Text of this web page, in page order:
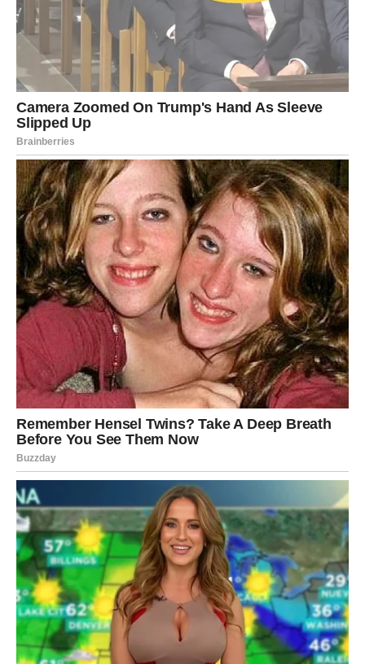
U svrhu održavanja optimalnog blagostanja, preporučuje
se uključiti čaj od lista smokve u vaš dnevni režim
otprilike mjesec dana, nakon čega slijedi kratka pauza od
nekoliko tjedana kako bi se zajamčila trajna učinkovitost
njegovih snažnih terapeutskih svojstava.
Dostupna pomoć za osobe koje boluju od dijabetesa
Za revitalizirajući čaj od lišća smokve pomiješajte 2
žličice osušenih listova smokve sa šalicom (200 ml)
kipuće vode i ostavite da kuha 10-15 minuta pod
poklopcem. Nakon što je gotovo, procijedite infuziju.
Započnite dan uživanjem u šalici ovog hranjivog čaja uz
doručak.
Za pojedince koji imaju čir na želucu i afte, pomoć je lako
dostupna. Uključivanje dnevne rutine temeljitog žvakanja
i gutanja 2 nježna lišća smokve nudi predah od čira, dok
istovremeno daje revitalizirajući osjećaj vašem dahu i
Potrebna je pomoć u liječenju i njezi osoba s dijagnozom
bronhitisa.
Za osvježavajući napitak jednostavno prokuhajte tri lista
smokve u vodi s malom količinom smeđeg šećera, a zatim
uživajte u dobivenom napitku.
Osim svoje reputacije da je učinkovit u liječenju
dijabetesa, čira, afti i bronhitisa, ovaj čaj je također poznat
po svojoj sposobnosti da poboljša zdravlje srca, smanji